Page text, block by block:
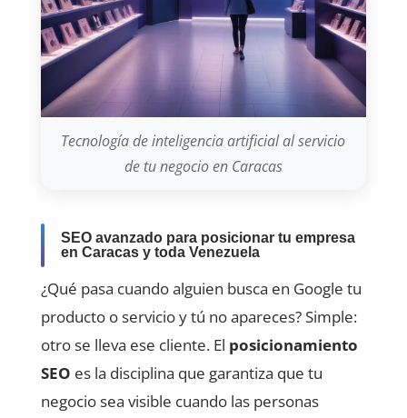
Tecnología de inteligencia artificial al servicio
de tu negocio en Caracas
SEO avanzado para posicionar tu empresa
en Caracas y toda Venezuela
¿Qué pasa cuando alguien busca en Google tu
producto o servicio y tú no apareces? Simple:
otro se lleva ese cliente. El posicionamiento
SEO es la disciplina que garantiza que tu
negocio sea visible cuando las personas